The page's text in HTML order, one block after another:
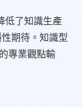
低了知識生產
期待。知識型
專業觀點輸